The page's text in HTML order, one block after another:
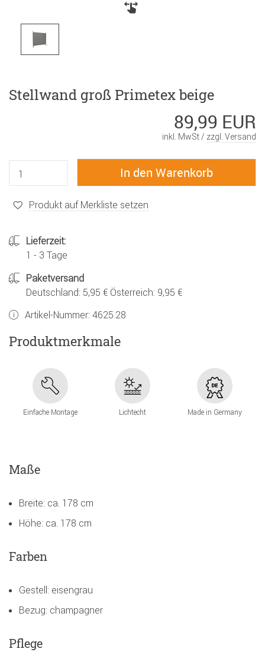
Stellwand groß Primetex beige
89,99 EUR
inkl. MwSt / zzgl. Versand
Produkt auf Merkliste setzen
Lieferzeit:
1 - 3 Tage
Paketversand
Deutschland: 5,95 € Österreich: 9,95 €
Artikel-Nummer: 4625.28
Produktmerkmale
Einfache Montage Lichtecht Made in Germany
Maße
Breite: ca. 178 cm
Höhe: ca. 178 cm
Farben
Gestell: eisengrau
Bezug: champagner
Pflege